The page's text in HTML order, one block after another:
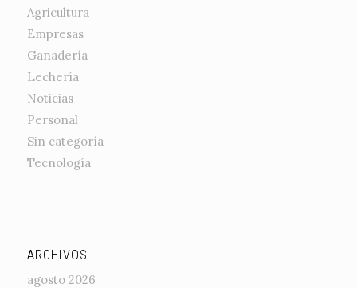
Agricultura
Empresas
Ganadería
Lechería
Noticias
Personal
Sin categoría
Tecnología
ARCHIVOS
agosto 2026